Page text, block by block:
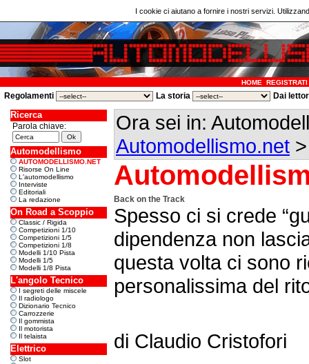
I cookie ci aiutano a fornire i nostri servizi.
HOME REGISTRATI
Regolamenti La storia Dai
Ricerca
Parola chiave:
Automodellismo
AUTOMODELLISMO.NET
Risorse On Line
L'automodellismo
Interviste
Editoriali
La redazione
On Road a Scoppio
Classic / Rigida
Competizioni 1/10
Competizioni 1/5
Competizioni 1/8
Modelli 1/10 Pista
Modelli 1/5
Modelli 1/8 Pista
L'angolo Tecnico
I segreti delle miscele
Il radiologo
Dizionario Tecnico
Carrozzerie
Il gommista
Il motorista
Il telaista
Elettrico
Slot
Ora sei in:
Automodellismo.net
Back on the Track
Spesso ci si crede
dipendenza non
questa volta ci sono
personalissima del
di Claudio Cristofori